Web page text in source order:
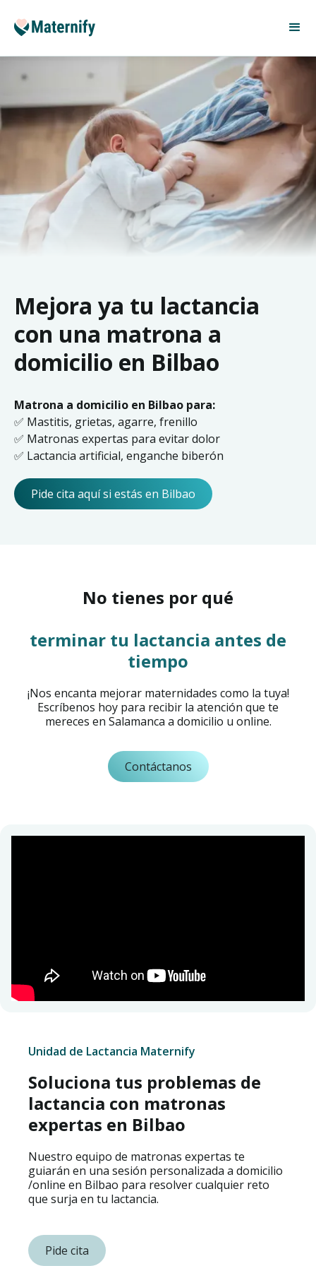
Mejora ya tu lactancia
con una matrona a
domicilio en Bilbao
Matrona a domicilio en Bilbao para:
✅ Mastitis, grietas, agarre, frenillo
✅ Matronas expertas para evitar dolor
✅ Lactancia artificial, enganche biberón
Pide cita aquí si estás en Bilbao
No tienes por qué
terminar tu lactancia antes de
tiempo
¡Nos encanta mejorar maternidades como la tuya!
Escríbenos hoy para recibir la atención que te
mereces en Salamanca a domicilio u online.
Contáctanos
Unidad de Lactancia Maternify
Soluciona tus problemas de
lactancia con matronas
expertas en Bilbao
Nuestro equipo de matronas expertas te
guiarán en una sesión personalizada a domicilio
/online en Bilbao para resolver cualquier reto
que surja en tu lactancia.
Pide cita